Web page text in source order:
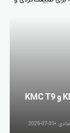
مقایسه قابلیت‌های آفرودی KMC T8 و KMC T9
2025-07-31